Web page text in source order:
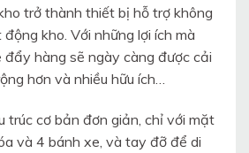
trở thành thiết bị hỗ trợ không
kho. Với những lợi ích mà
đẩy hàng sẽ ngày càng được cải
hơn và nhiều hữu ích…
trúc cơ bản đơn giản, chỉ với mặt
và 4 bánh xe, và tay đỡ để di